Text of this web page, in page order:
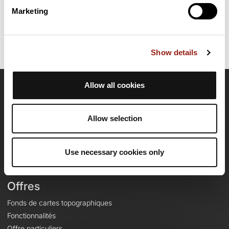
Marketing
Show details
Allow all cookies
Allow selection
Use necessary cookies only
Dernière modification de la fiche parcours: 24 février 2025 à 09:15:48.
Identifiant du parcours: 20765884
OpenRunner
À propos
Le Mag'
Offres
Fonds de cartes topographiques
Fonctionnalités